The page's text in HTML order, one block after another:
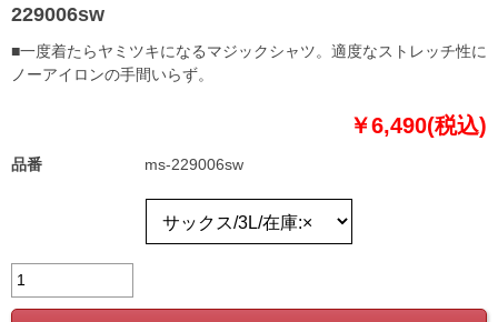
229006sw
■一度着たらヤミツキになるマジックシャツ。適度なストレッチ性に
ノーアイロンの手間いらず。
￥6,490(税込)
品番 ms-229006sw